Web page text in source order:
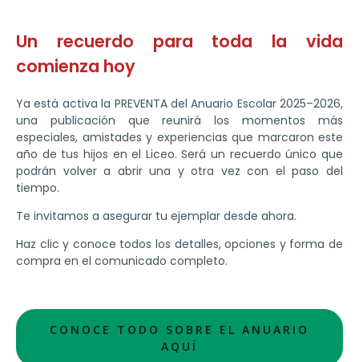
Un recuerdo para toda la vida
comienza hoy
Ya está activa la PREVENTA del Anuario Escolar 2025–2026,
una publicación que reunirá los momentos más
especiales, amistades y experiencias que marcaron este
año de tus hijos en el Liceo. Será un recuerdo único que
podrán volver a abrir una y otra vez con el paso del
tiempo.
Te invitamos a asegurar tu ejemplar desde ahora.
Haz clic y conoce todos los detalles, opciones y forma de
compra en el comunicado completo.
CONOCE TODO SOBRE EL ANUARIO
AQUÍ